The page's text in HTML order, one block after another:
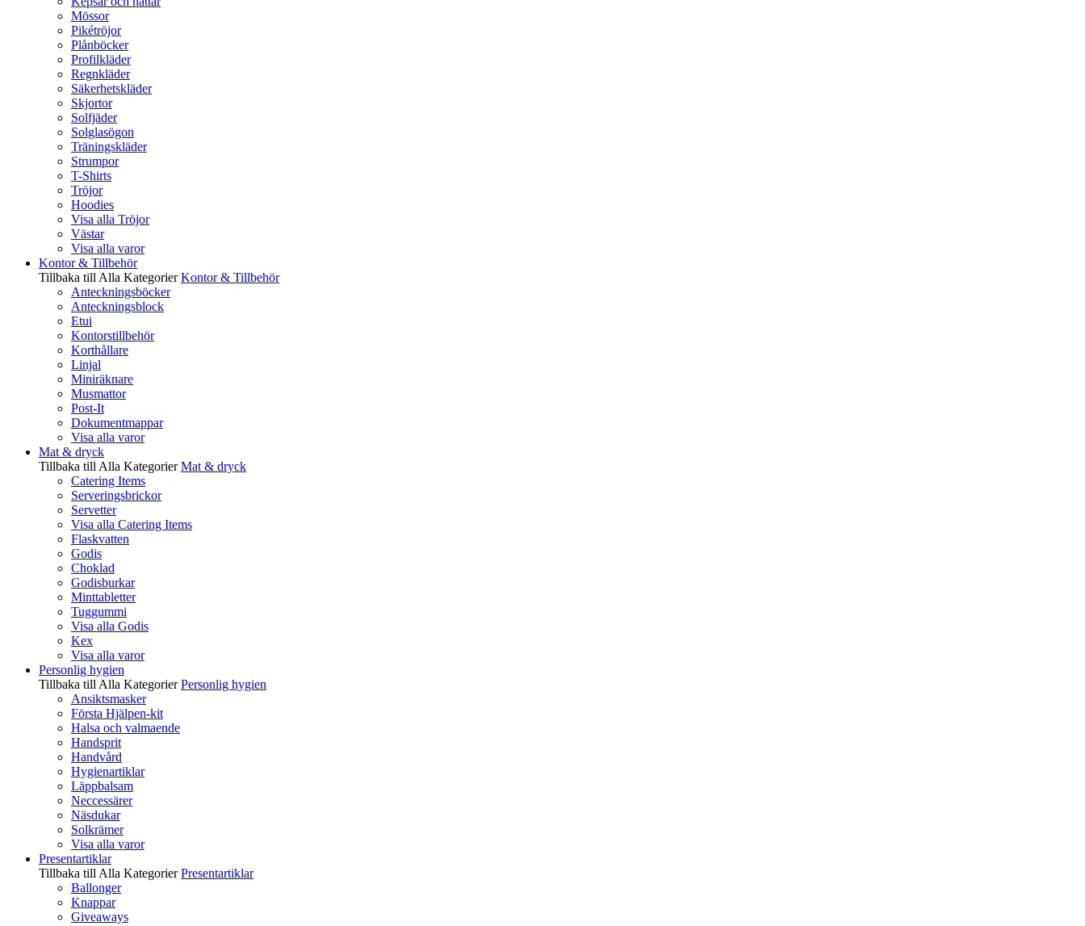
Mössor
Pikétröjor
Plånböcker
Profilkläder
Regnkläder
Säkerhetskläder
Skjortor
Solfjäder
Solglasögon
Träningskläder
Strumpor
T-Shirts
Tröjor
Hoodies
Visa alla Tröjor
Västar
Visa alla varor
Kontor & Tillbehör
Tillbaka till Alla Kategorier Kontor & Tillbehör
Anteckningsböcker
Anteckningsblock
Etui
Kontorstillbehör
Korthållare
Linjal
Miniräknare
Musmattor
Post-It
Dokumentmappar
Visa alla varor
Mat & dryck
Tillbaka till Alla Kategorier Mat & dryck
Catering Items
Serveringsbrickor
Servetter
Visa alla Catering Items
Flaskvatten
Godis
Choklad
Godisburkar
Minttabletter
Tuggummi
Visa alla Godis
Kex
Visa alla varor
Personlig hygien
Tillbaka till Alla Kategorier Personlig hygien
Ansiktsmasker
Första Hjälpen-kit
Halsa och valmaende
Handsprit
Handvård
Hygienartiklar
Läppbalsam
Neccessärer
Näsdukar
Solkrämer
Visa alla varor
Presentartiklar
Tillbaka till Alla Kategorier Presentartiklar
Ballonger
Knappar
Giveaways